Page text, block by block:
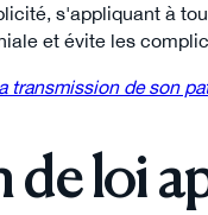
s'appliquant à
et évite les
transmission de son
de loi